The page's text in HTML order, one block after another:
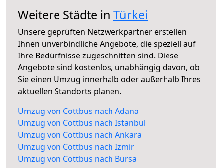
Weitere Städte in Türkei
Unsere geprüften Netzwerkpartner erstellen
Ihnen unverbindliche Angebote, die speziell auf
Ihre Bedürfnisse zugeschnitten sind. Diese
Angebote sind kostenlos, unabhängig davon, ob
Sie einen Umzug innerhalb oder außerhalb Ihres
aktuellen Standorts planen.
Umzug von Cottbus nach Adana
Umzug von Cottbus nach Istanbul
Umzug von Cottbus nach Ankara
Umzug von Cottbus nach Izmir
Umzug von Cottbus nach Bursa